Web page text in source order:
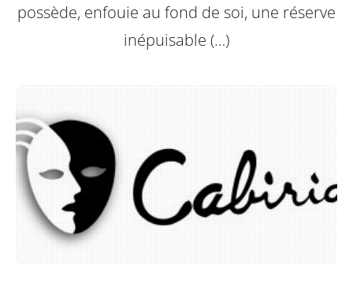
possède, enfouie au fond de soi, une réserve
inépuisable (…)